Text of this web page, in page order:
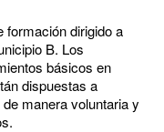
formación dirigido a
B. Los
básicos en
dispuestas a
manera voluntaria y